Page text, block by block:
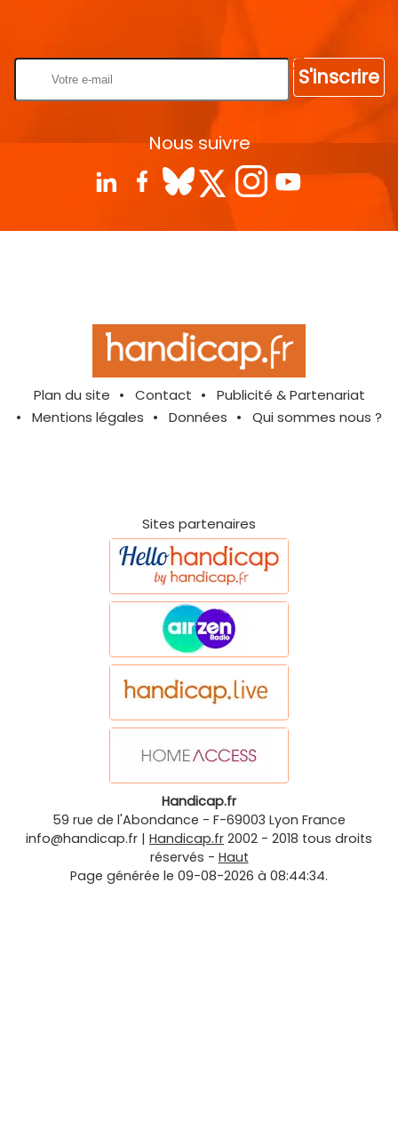
S'inscrire
Nous suivre
Plan du site Contact
Publicité & Partenariat
Mentions légales
Données Qui sommes nous ?
Sites partenaires
Handicap.fr
59 rue de l'Abondance - F-69003 Lyon France
info@handicap.fr | Handicap.fr 2002 - 2018 tous droits
réservés - Haut
Page générée le 09-08-2026 à 08:44:34.